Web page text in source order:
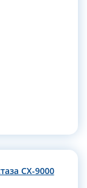
CX-9000